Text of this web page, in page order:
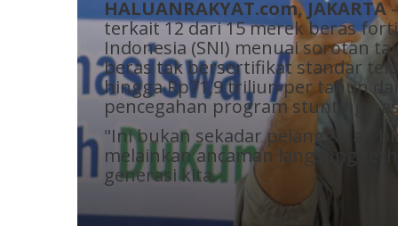
Angkatan 2010 Juara
Kulisusu